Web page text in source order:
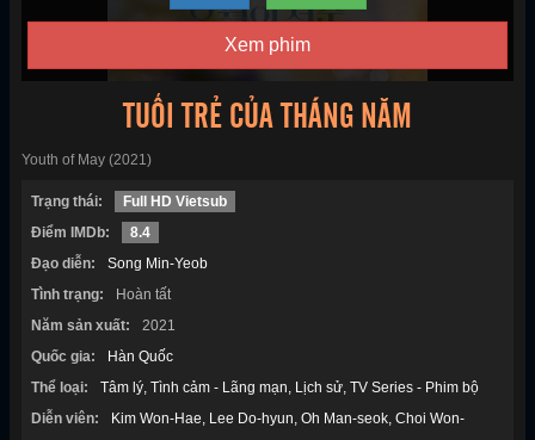
Xem phim
TUỔI TRẺ CỦA THÁNG NĂM
Youth of May (2021)
Trạng thái:
Full HD Vietsub
Điểm IMDb:
8.4
Đạo diễn:
Song Min-Yeob
Tình trạng:
Hoàn tất
Năm sản xuất:
2021
Quốc gia:
Hàn Quốc
Thể loại:
Tâm lý Tình cảm - Lãng mạn Lịch sử TV Series - Phim bộ
Diễn viên:
Kim Won-Hae Lee Do-hyun Oh Man-seok Choi Won-